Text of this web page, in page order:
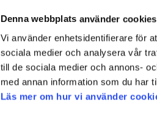
Denna webbplats använder cookies
Vi använder enhetsidentifierare för
sociala medier och analysera vår
till de sociala medier och annons-
med annan information som du har
Läs mer om hur vi använder